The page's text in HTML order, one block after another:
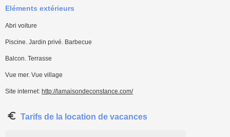
Eléments extérieurs
Abri voiture
Piscine. Jardin privé. Barbecue
Balcon. Terrasse
Vue mer. Vue village
Site internet: http://lamaisondeconstance.com/
Tarifs de la location de vacances